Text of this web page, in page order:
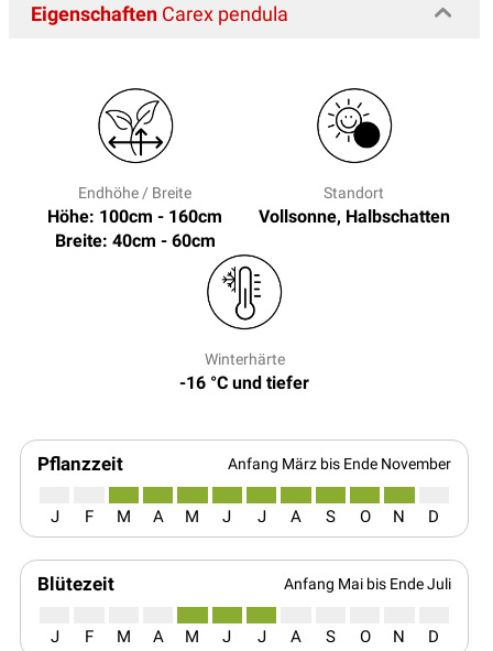
Eigenschaften Carex pendula
Endhöhe / Breite
Höhe: 100cm - 160cm
Breite: 40cm - 60cm
Standort
Vollsonne, Halbschatten
Winterhärte
-16 °C und tiefer
Pflanzzeit Anfang März bis Ende November
J F M A M J J A S O N D
Blütezeit Anfang Mai bis Ende Juli
J F M A M J J A S O N D